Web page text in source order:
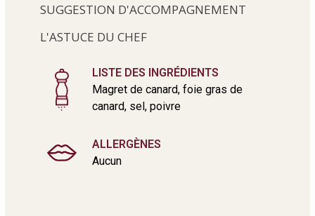
SUGGESTION D'ACCOMPAGNEMENT
L'ASTUCE DU CHEF
LISTE DES INGRÉDIENTS
Magret de canard, foie gras de
canard, sel, poivre
ALLERGÈNES
Aucun